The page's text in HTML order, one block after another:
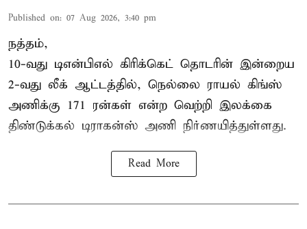
Published on: 07 Aug 2026, 3:40 pm
நத்தம்,
10-வது டிஎன்பிஎல் கிரிக்கெட் தொடரின் இன்றைய
2-வது லீக் ஆட்டத்தில், நெல்லை ராயல் கிங்ஸ்
அணிக்கு 171 ரன்கள் என்ற வெற்றி இலக்கை
திண்டுக்கல் டிராகன்ஸ் அணி நிர்ணயித்துள்ளது.
Read More